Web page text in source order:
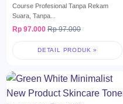
Course Profesional Tanpa Rekam
Suara, Tanpa...
Rp 97.000 Rp 97.000
DETAIL PRODUK »